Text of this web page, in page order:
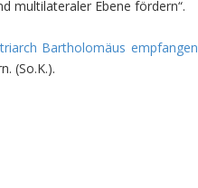
multilateraler Ebene fördern“.
Bartholomäus empfangen
(So.K.).